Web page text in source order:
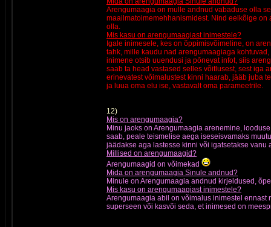
Arengumaagia on mulle andnud vabaduse olla
maailmatoimemehhanismidest. Nind eelkõige
olla.
Mis kasu on arengumaagiast inimestele?
Igale inimesele, kes on õppimisvõimeline, on
tahk, mille kaudu nad arengumaagiaga
inimene otsib uuendusi ja põnevat infot, siis
saab ta head vastased selles võitlusest, sest iga
erinevatest võimalustest kinni haarab, jääb juba
ja luua oma elu ise, vastavalt oma parameetrile.
12)
Mis on arengumaagia?
Minu jaoks on Arengumaagia arenemine,
saab, peale teismelise aega iseseisvamaks
jäädakse aga lastesse kinni või igatsetakse vanu
Millised on arengumaagid?
Arengumaagid on võimekad
Mida on arengumaagia Sinule andnud?
Minule on Arengumaagia andnud kirjeldused,
Mis kasu on arengumaagiast inimestele?
Arengumaagia abil on võimalus inimestel
superseen või kasvõi seda, et inimesed on